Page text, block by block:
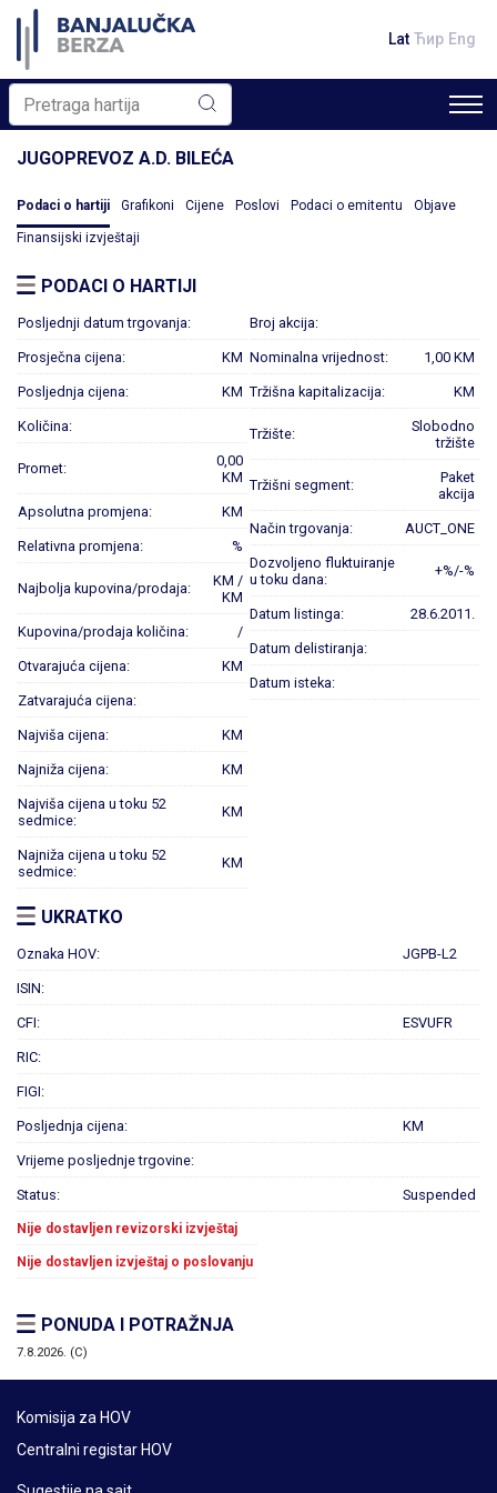
Lat Ћир Eng
JUGOPREVOZ A.D. BILEĆA
Podaci o hartiji Grafikoni Cijene Poslovi Podaci o emitentu Objave
Finansijski izvještaji
PODACI O HARTIJI
Posljednji datum trgovanja:
Prosječna cijena: KM
Posljednja cijena: KM
Količina:
Promet:
0,00
KM
Apsolutna promjena: KM
Relativna promjena: %
Najbolja kupovina/prodaja:
KM /
KM
Kupovina/prodaja količina: /
Otvarajuća cijena: KM
Zatvarajuća cijena:
Najviša cijena: KM
Najniža cijena: KM
Najviša cijena u toku 52
sedmice:
KM
Najniža cijena u toku 52
sedmice:
KM
Broj akcija:
Nominalna vrijednost: 1,00 KM
Tržišna kapitalizacija: KM
Tržište:
Slobodno
tržište
Tržišni segment:
Paket
akcija
Način trgovanja: AUCT_ONE
Dozvoljeno fluktuiranje
u toku dana:
+%/-%
Datum listinga: 28.6.2011.
Datum delistiranja:
Datum isteka:
UKRATKO
Oznaka HOV: JGPB-L2
ISIN:
CFI: ESVUFR
RIC:
FIGI:
Posljednja cijena: KM
Vrijeme posljednje trgovine:
Status: Suspended
Nije dostavljen revizorski izvještaj
Nije dostavljen izvještaj o poslovanju
PONUDA I POTRAŽNJA
7.8.2026. (C)
Komisija za HOV
Centralni registar HOV